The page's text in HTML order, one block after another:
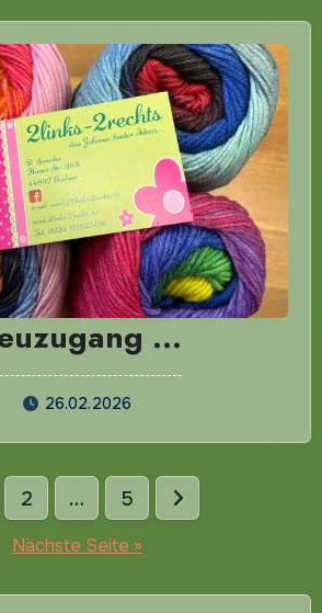
…
26.02.2026
2 … 5
Nächste Seite »